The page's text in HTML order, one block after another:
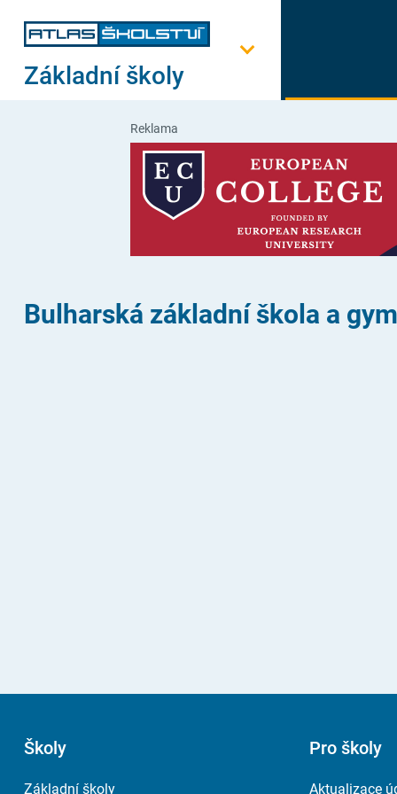
Základní školy
Reklama
Bulharská základní škola a
Školy
Základní školy
Pro školy
Aktualizace